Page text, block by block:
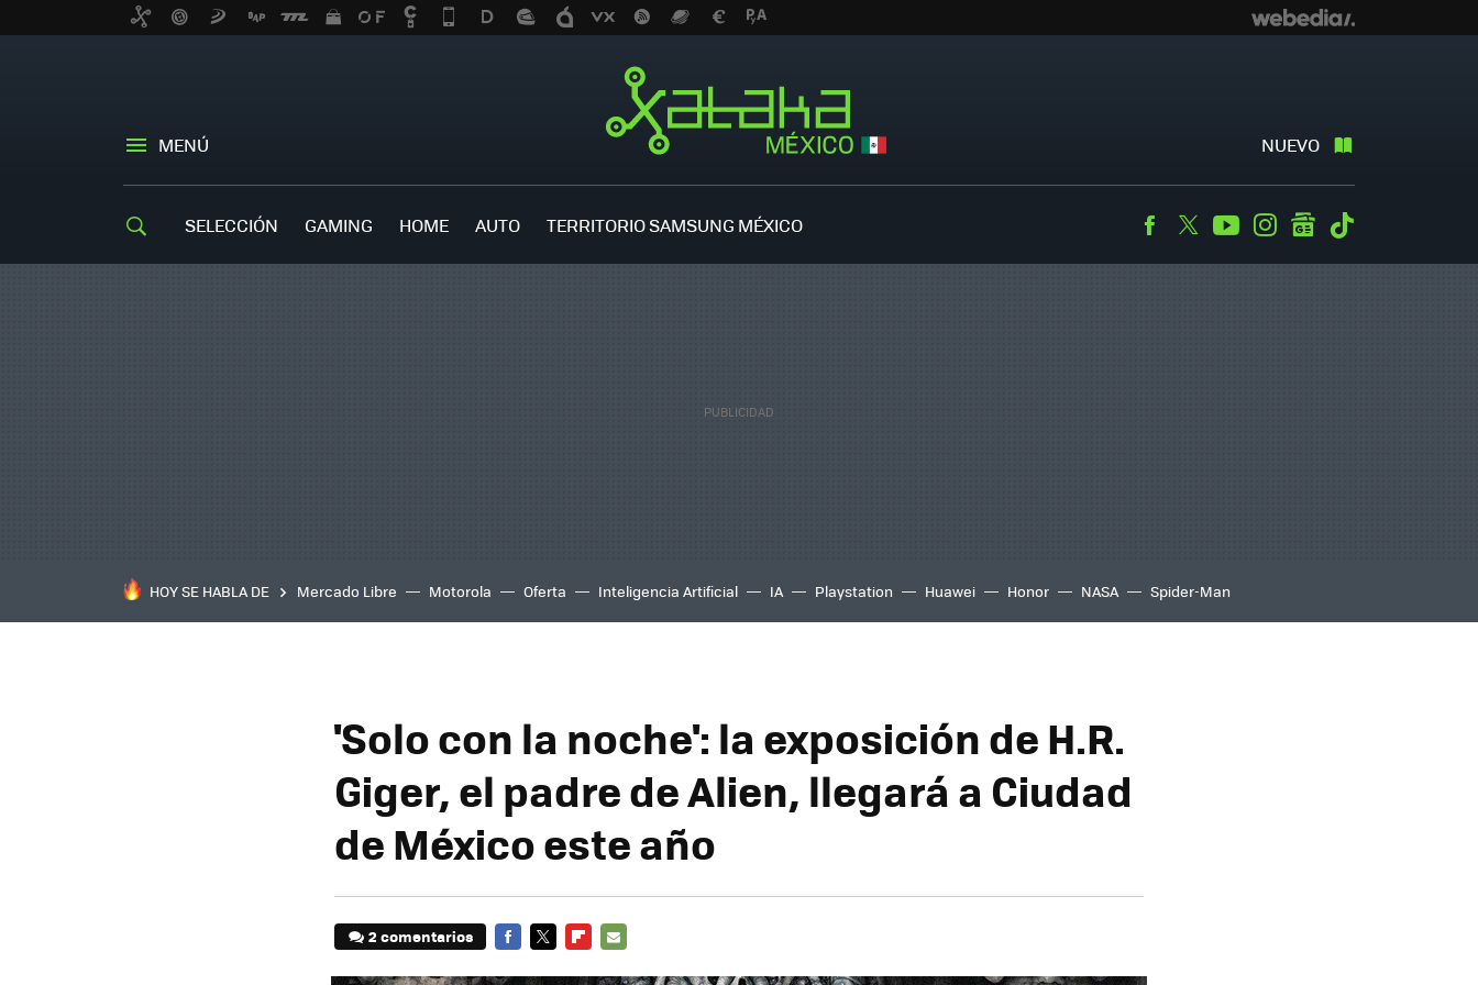
MENÚ NUEVO
SELECCIÓN GAMING HOME AUTO TERRITORIO SAMSUNG MÉXICO Facebook
TwitterYoutubeInstagramgooglenews
HOY SE HABLA DE Mercado Libre Motorola Oferta Inteligencia Artificial IA Playstation Huawei Honor NASA Spider-Man
'Solo con la noche': la exposición de H.R.
Giger, el padre de Alien, llegará a Ciudad
de México este año
2 comentarios